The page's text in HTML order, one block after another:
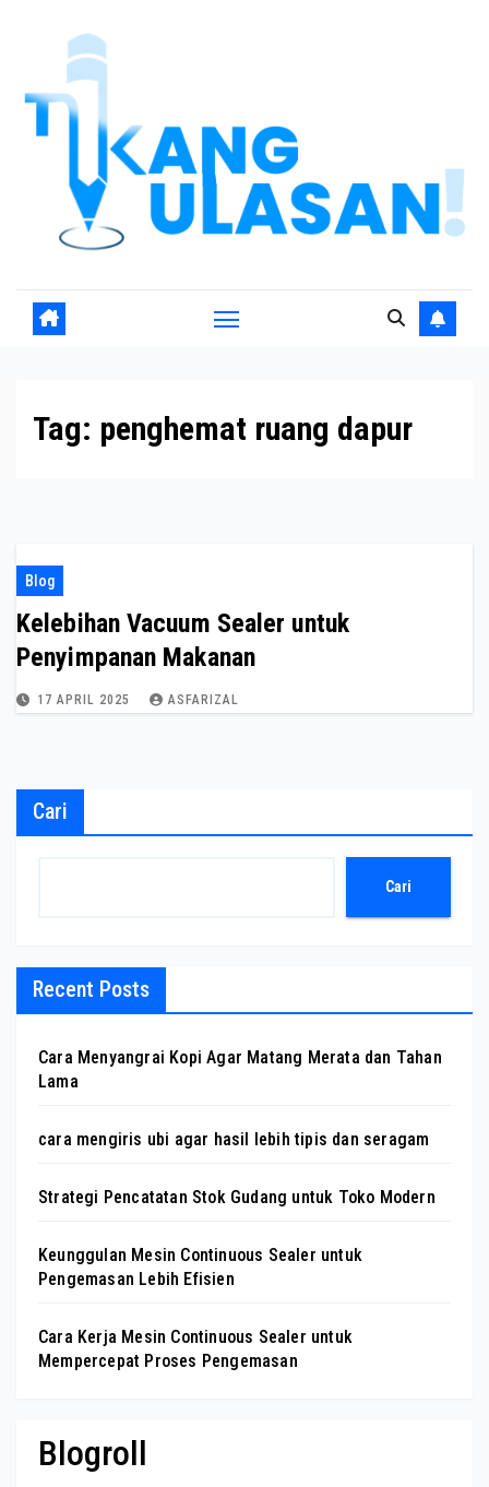
Tag: penghemat ruang dapur
Blog
Kelebihan Vacuum Sealer untuk
Penyimpanan Makanan
17 APRIL 2025 ASFARIZAL
Cari
Cari
Recent Posts
Cara Menyangrai Kopi Agar Matang Merata dan Tahan
Lama
cara mengiris ubi agar hasil lebih tipis dan seragam
Strategi Pencatatan Stok Gudang untuk Toko Modern
Keunggulan Mesin Continuous Sealer untuk
Pengemasan Lebih Efisien
Cara Kerja Mesin Continuous Sealer untuk
Mempercepat Proses Pengemasan
Blogroll